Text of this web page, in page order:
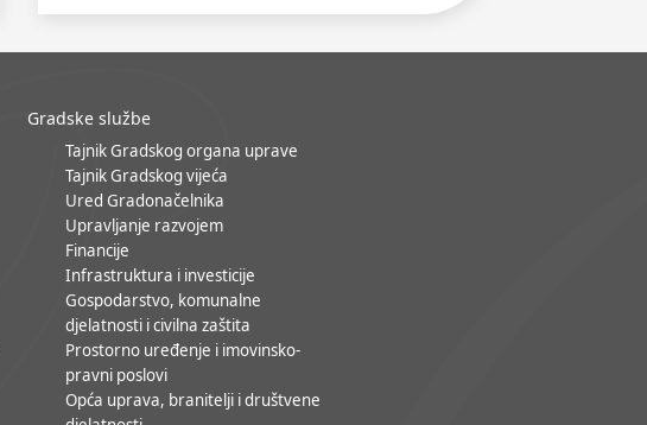
Gradske službe
Tajnik Gradskog organa uprave
Tajnik Gradskog vijeća
Ured Gradonačelnika
Upravljanje razvojem
Financije
Infrastruktura i investicije
Gospodarstvo, komunalne
djelatnosti i civilna zaštita
Prostorno uređenje i imovinsko-
pravni poslovi
Opća uprava, branitelji i društvene